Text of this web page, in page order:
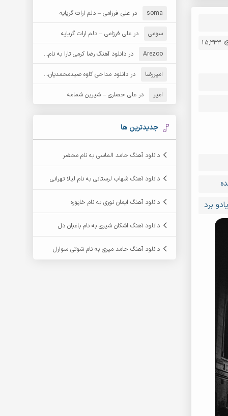
15,333
برد
soma درعلی فرزامی – دلم ارات گریایه
سومی درعلی فرزامی – دلم ارات گریایه
Arezoo دردانلود آهنگ رضا کرمی تارا به نام قمار
امیررضا دردانلود مداحی کاوه صیدمحمدیان به نام سردار باوفا
امیر درعلی حصاری – شیرین شمامه
جدیدترین ها
دانلود آهنگ حامد الماسی به نام محضر
دانلود آهنگ شهاب لرستانی به نام لیلا تهرانی
دانلود آهنگ ایمان نوری به نام خاپوره
دانلود آهنگ اشکان شیری به نام باغبان دل
دانلود آهنگ حامد میری به نام شوتی سوارل